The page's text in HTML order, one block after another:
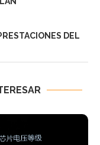
DEL